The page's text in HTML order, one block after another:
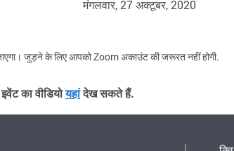
मंगलवार, 27 अक्टूबर, 2020
जुड़ने के लिए आपको Zoom अकाउंट की जरूरत नहीं होगी.
का वीडियोयहांदेख सकते हैं.